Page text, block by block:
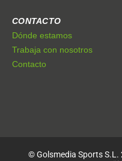
CONTACTO
Dónde estamos
Trabaja con nosotros
Contacto
© Golsmedia Sports S.L.